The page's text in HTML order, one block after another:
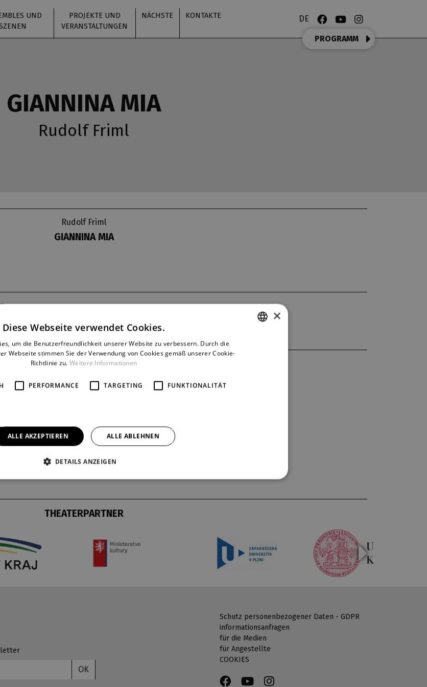
UND
PROJEKTE UND
VERANSTALTUNGEN
NÄCHSTE KONTAKTE DE
PROGRAMM
GIANNINA MIA
Rudolf Friml
Rudolf Friml
GIANNINA MIA
26. 12. 1976
64
THEATERPARTNER
OK
Schutz personenbezogener Daten - GDPR
informationsanfragen
für die Medien
für Angestellte
COOKIES
×
Diese Webseite verwendet Cookies.
um die Benutzerfreundlichkeit unserer Website zu verbessern. Durch die
Webseite stimmen Sie der Verwendung von Cookies gemäß unserer Cookie-
Richtlinie zu. Weitere Informationen
PERFORMANCE TARGETING FUNKTIONALITÄT
ALLE AKZEPTIEREN ALLE ABLEHNEN
DETAILS ANZEIGEN